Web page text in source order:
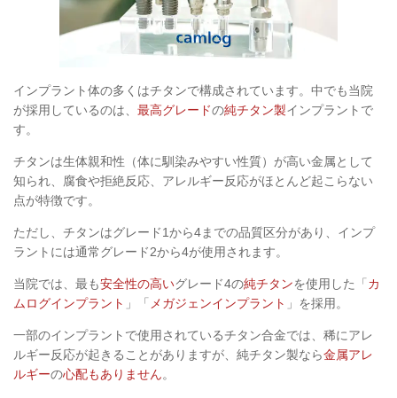
インプラント体の多くはチタンで構成されています。中でも当院
が採用しているのは、 最高グレードの純チタン製インプラントで
す。
チタンは生体親和性（体に馴染みやすい性質）が高い金属として
知られ、腐食や拒絶反応、アレルギー反応がほとんど起こらない
点が特徴です。
ただし、チタンはグレード1から4までの品質区分があり、インプ
ラントには通常グレード2から4が使用されます。
当院では、最も安全性の高いグレード4の純チタンを使用した「 カ
ムログインプラント 」「 メガジェンインプラント 」を採用。
一部のインプラントで使用されているチタン合金では、稀にアレ
ルギー反応が起きることがありますが、純チタン製なら金属アレ
ルギーの心配もありません。